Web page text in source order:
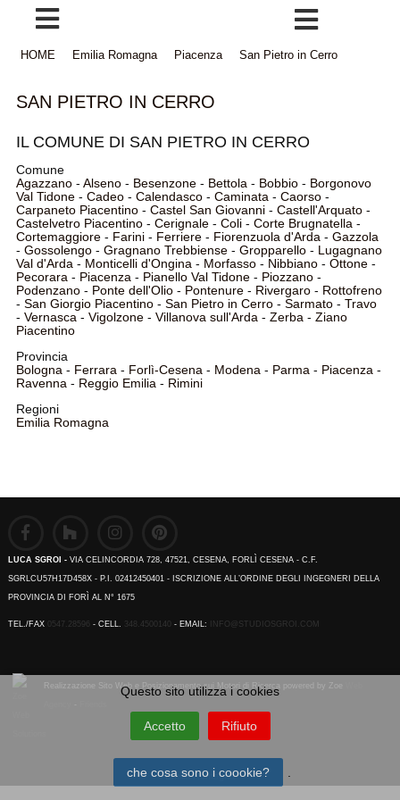
HOME Emilia Romagna Piacenza San Pietro in Cerro
SAN PIETRO IN CERRO
IL COMUNE DI SAN PIETRO IN CERRO
Comune
Agazzano- Alseno- Besenzone- Bettola- Bobbio- Borgonovo
Val Tidone- Cadeo- Calendasco- Caminata- Caorso-
Carpaneto Piacentino- Castel San Giovanni- Castell'Arquato-
Castelvetro Piacentino- Cerignale- Coli- Corte Brugnatella-
Cortemaggiore- Farini- Ferriere- Fiorenzuola d'Arda- Gazzola
- Gossolengo- Gragnano Trebbiense- Gropparello- Lugagnano
Val d'Arda- Monticelli d'Ongina- Morfasso- Nibbiano- Ottone-
Pecorara- Piacenza- Pianello Val Tidone- Piozzano-
Podenzano- Ponte dell'Olio- Pontenure- Rivergaro- Rottofreno
- San Giorgio Piacentino- San Pietro in Cerro- Sarmato- Travo
- Vernasca- Vigolzone- Villanova sull'Arda- Zerba- Ziano
Piacentino
Provincia
Bologna- Ferrara- Forlì-Cesena- Modena- Parma- Piacenza-
Ravenna- Reggio Emilia- Rimini
Regioni
Emilia Romagna
LUCA SGROI - VIA CELINCORDIA 728, 47521, CESENA, FORLÌ CESENA - C.F.
SGRLCU57H17D458X - P.I. 02412450401 - ISCRIZIONE ALL’ORDINE DEGLI INGEGNERI DELLA
PROVINCIA DI FORÌ AL N° 1675
TEL./FAX 0547.28596 - CELL. 348.4500140 - EMAIL: INFO@STUDIOSGROI.COM
Realizzazione Sito Web e Posizionamento sui Motori di Ricerca powered by Zoe
Emilia Romagna
Questo sito utilizza i cookies
Accetto Rifiuto
che cosa sono i coookie? .